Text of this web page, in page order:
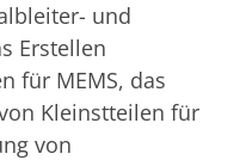
und
Erstellen
für MEMS, das
Kleinstteilen für
von